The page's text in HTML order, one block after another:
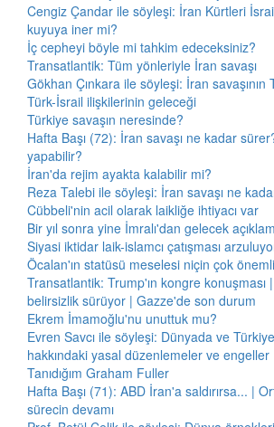
Cengiz Çandar ile söyleşi: İran Kürtleri
kuyuya iner mi?
İç cepheyi böyle mi tahkim edeceksiniz?
Transatlantik: Tüm yönleriyle İran savaşı
Gökhan Çınkara ile söyleşi: İran
Türk-İsrail ilişkilerinin geleceği
Türkiye savaşın neresinde?
Hafta Başı (72): İran savaşı ne kadar
yapabilir?
İran'da rejim ayakta kalabilir mi?
Reza Talebi ile söyleşi: İran savaşı ne
Cübbeli'nin acil olarak laikliğe ihtiyacı var
Bir yıl sonra yine İmralı'dan gelecek
Siyasi iktidar laik-islamcı çatışması
Öcalan'ın statüsü meselesi niçin çok
Transatlantik: Trump'ın kongre
belirsizlik sürüyor | Gazze'de son durum
Ekrem İmamoğlu'nu unuttuk mu?
Evren Savcı ile söyleşi: Dünyada ve
hakkındaki yasal düzenlemeler ve engeller
Tanıdığım Graham Fuller
Hafta Başı (71): ABD İran'a saldırırsa... |
sürecin devamı